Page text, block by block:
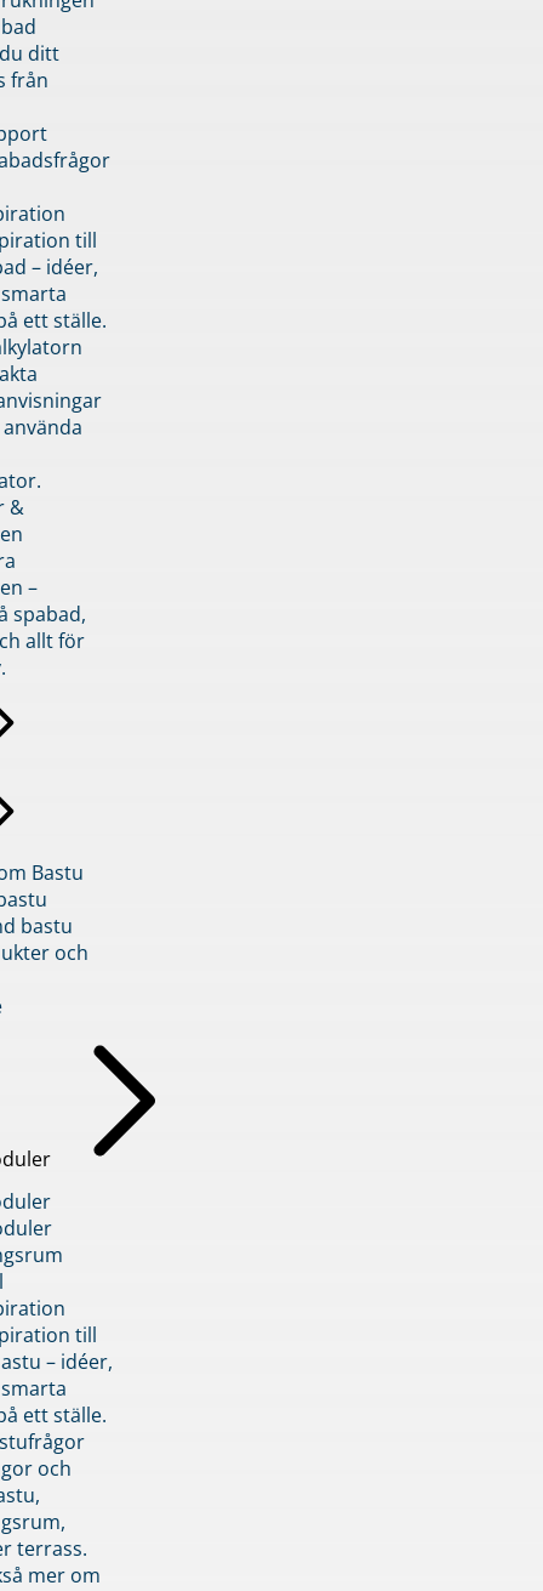
ditt
från
till
– idéer,
ett ställe.
&
–
spabad,
allt för
Bastu
bastu
och
till
– idéer,
ett ställe.
och
terrass.
mer om